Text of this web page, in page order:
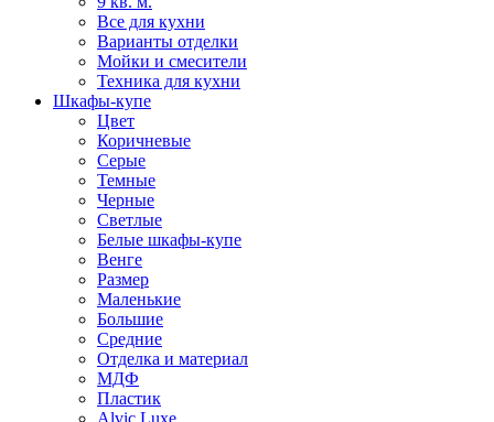
Все для кухни
Варианты отделки
Мойки и смесители
Техника для кухни
Шкафы-купе
Цвет
Коричневые
Серые
Темные
Черные
Светлые
Белые шкафы-купе
Венге
Размер
Маленькие
Большие
Средние
Отделка и материал
МДФ
Пластик
Alvic Luxe